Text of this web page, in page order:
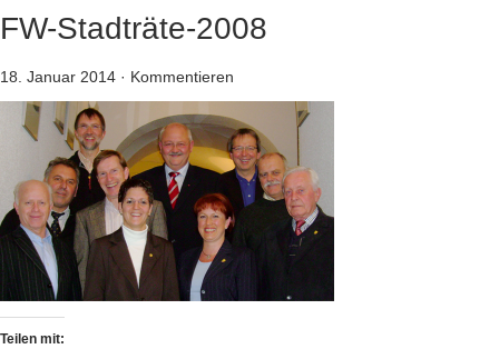
FW-Stadträte-2008
18. Januar 2014 · Kommentieren
Teilen mit: